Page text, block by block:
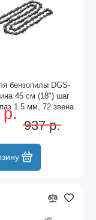
бензопилы DGS-
45 см (18") шаг
1.5 мм, 72 звена
р.
937 р.